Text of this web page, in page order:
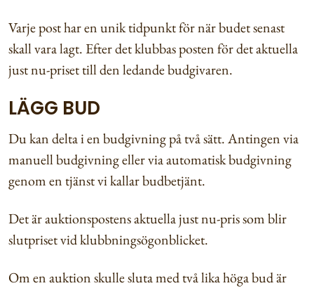
Varje post har en unik tidpunkt för när budet senast
skall vara lagt. Efter det klubbas posten för det aktuella
just nu-priset till den ledande budgivaren.
LÄGG BUD
Du kan delta i en budgivning på två sätt. Antingen via
manuell budgivning eller via automatisk budgivning
genom en tjänst vi kallar budbetjänt.
Det är auktionspostens aktuella just nu-pris som blir
slutpriset vid klubbningsögonblicket.
Om en auktion skulle sluta med två lika höga bud är